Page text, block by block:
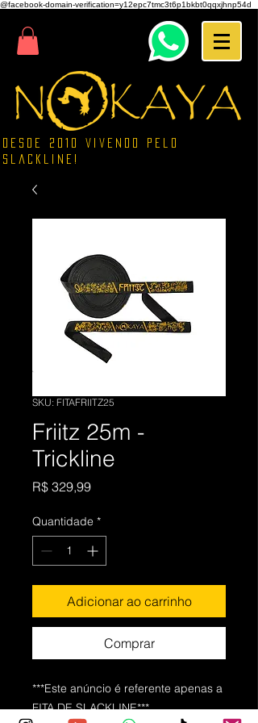
@facebook-domain-verification=y12epc7tmc3t6p1bkbt0qqxjhnp54d
Desde 2010 vivendo pelo
Slackline!
SKU: FITAFRIITZ25
Friitz 25m -
Trickline
R$ 329,99Preço
Quantidade *
Adicionar ao carrinho
Comprar
***Este anúncio é referente apenas a
FITA DE SLACKLINE***